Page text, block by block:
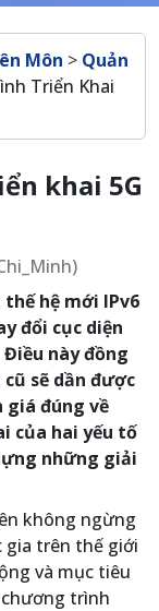
Môn > Quản
Triển Khai
khai 5G
hệ mới IPv6
đổi cục diện
này đồng
sẽ dần được
giá đúng về
của hai yếu tố
những giải
không ngừng
gia trên thế giới
và mục tiêu
trình